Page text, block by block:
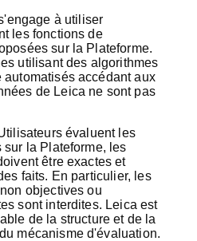
à utiliser
les fonctions de
sur la Plateforme.
utilisant des algorithmes
automatisés accédant aux
de Leica ne sont pas
évaluent les
sur la Plateforme, les
être exactes et
faits. En particulier, les
objectives ou
sont interdites. Leica est
de la structure et de la
mécanisme d'évaluation.